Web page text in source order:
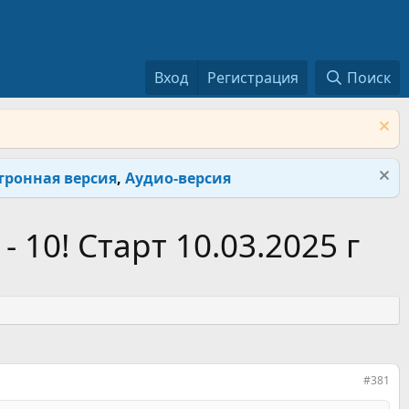
Вход Регистрация Поиск
версия, Аудио-версия
Старт 10.03.2025 г
#381